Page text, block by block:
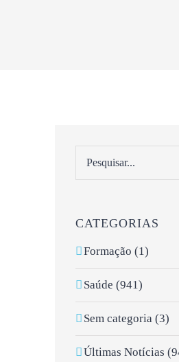
CATEGORIAS
Formação (1)
Saúde (941)
Sem categoria (3)
Últimas Notícias